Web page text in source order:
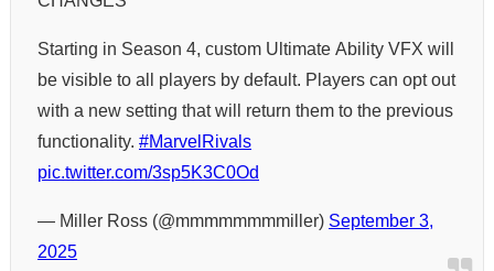
Starting in Season 4, custom Ultimate Ability VFX will
be visible to all players by default. Players can opt out
with a new setting that will return them to the previous
functionality. #MarvelRivals
pic.twitter.com/3sp5K3C0Od
— Miller Ross (@mmmmmmmmiller) September 3,
2025